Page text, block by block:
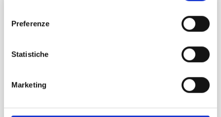
Preferenze
Statistiche
Marketing
Andrea Possenti
knew him truly well